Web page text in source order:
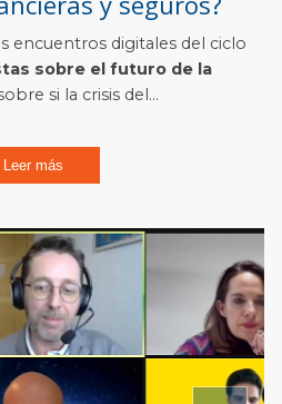
encuentros digitales del ciclo
sobre el futuro de la
si la crisis del...
Leer más